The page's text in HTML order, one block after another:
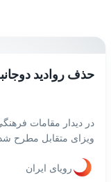
حذف روادید
در دیدار مقامات
ویزای متقابل مطرح
شرقی است.
رویای ایران